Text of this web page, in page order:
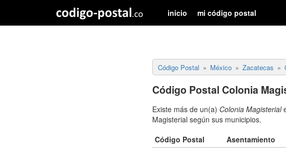
inicio mi código postal
Código Postal México Zacatecas
Código Postal Colonia
Existe más de un(a) Colonia Magisterial
Magisterial según sus municipios.
Código Postal
Asentamiento